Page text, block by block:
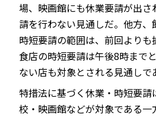
場、映画館にも休業要請が出
請を行わない見通しだ。他方、
時短要請の範囲は、前回より
食店の時短要請は午後8時まで
ない店も対象とされる見通しで
特措法に基づく休業・時短要
校・映画館などが対象である